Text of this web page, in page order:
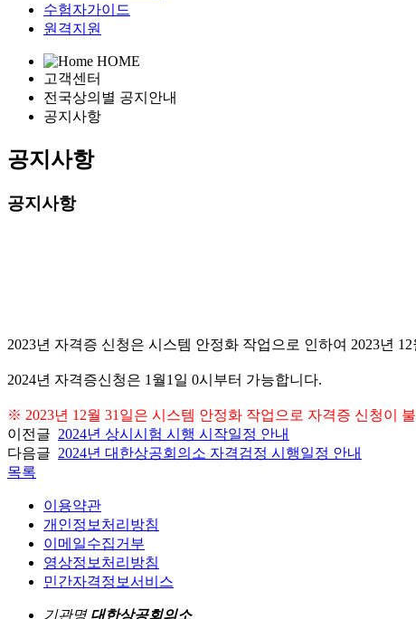
수험자가이드
원격지원
HOME
고객센터
전국상의별 공지안내
공지사항
공지사항
공지사항
2023년 자격증 신청은 시스템 안정화 작업으로 인하여 2023년
2024년 자격증신청은 1월1일 0시부터 가능합니다.
※ 2023년 12월 31일은 시스템 안정화 작업으로 자격증 신청이
이전글 2024년 상시시험 시행 시작일정 안내
다음글 2024년 대한상공회의소 자격검정 시행일정 안내
목록
이용약관
개인정보처리방침
이메일수집거부
영상정보처리방침
민간자격정보서비스
기관명 대한상공회의소